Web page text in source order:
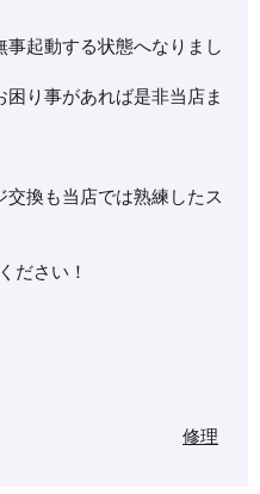
起動する状態へなりまし
り事があれば是非当店ま
換も当店では熟練したス
ださい！
修理